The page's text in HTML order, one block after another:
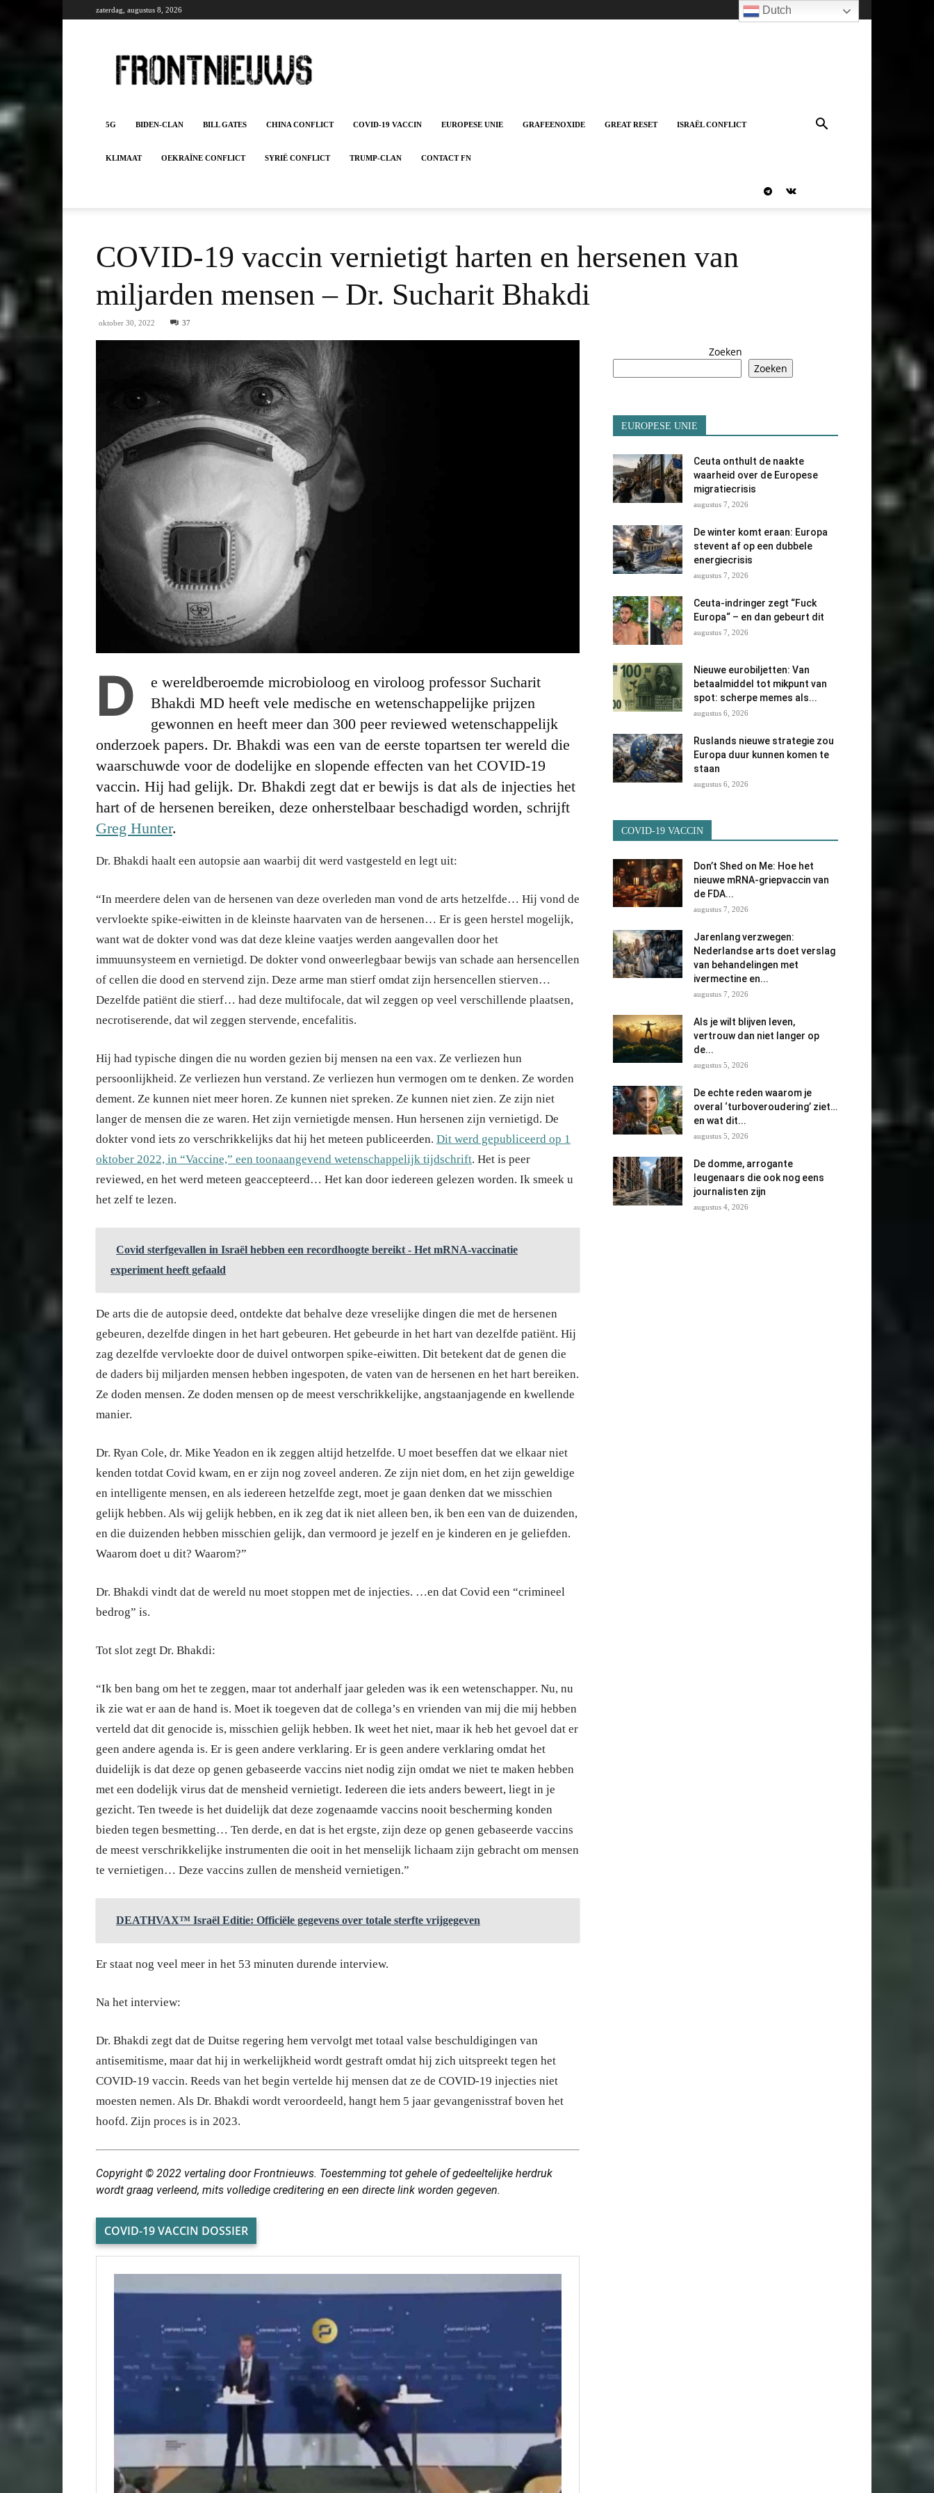
zaterdag, augustus 8, 2026
5G BIDEN-CLAN BILL GATES CHINA CONFLICT COVID-19 VACCIN EUROPESE UNIE GRAFEENOXIDE GREAT RESET ISRAËL CONFLICT
KLIMAAT OEKRAÏNE CONFLICT SYRIË CONFLICT TRUMP-CLAN CONTACT FN
COVID-19 vaccin vernietigt harten en hersenen van
miljarden mensen – Dr. Sucharit Bhakdi
oktober 30, 2022 37
D
e wereldberoemde microbioloog en viroloog professor Sucharit
Bhakdi MD heeft vele medische en wetenschappelijke prijzen
gewonnen en heeft meer dan 300 peer reviewed wetenschappelijk
onderzoek papers. Dr. Bhakdi was een van de eerste topartsen ter wereld die
waarschuwde voor de dodelijke en slopende effecten van het COVID-19
vaccin. Hij had gelijk. Dr. Bhakdi zegt dat er bewijs is dat als de injecties het
hart of de hersenen bereiken, deze onherstelbaar beschadigd worden, schrijft
Greg Hunter.
Dr. Bhakdi haalt een autopsie aan waarbij dit werd vastgesteld en legt uit:
“In meerdere delen van de hersenen van deze overleden man vond de arts hetzelfde… Hij vond de
vervloekte spike-eiwitten in de kleinste haarvaten van de hersenen… Er is geen herstel mogelijk,
want wat de dokter vond was dat deze kleine vaatjes werden aangevallen door het
immuunsysteem en vernietigd. De dokter vond onweerlegbaar bewijs van schade aan hersencellen
of cellen die dood en stervend zijn. Deze arme man stierf omdat zijn hersencellen stierven…
Dezelfde patiënt die stierf… had deze multifocale, dat wil zeggen op veel verschillende plaatsen,
necrotiserende, dat wil zeggen stervende, encefalitis.
Hij had typische dingen die nu worden gezien bij mensen na een vax. Ze verliezen hun
persoonlijkheid. Ze verliezen hun verstand. Ze verliezen hun vermogen om te denken. Ze worden
dement. Ze kunnen niet meer horen. Ze kunnen niet spreken. Ze kunnen niet zien. Ze zijn niet
langer de mensen die ze waren. Het zijn vernietigde mensen. Hun hersenen zijn vernietigd. De
dokter vond iets zo verschrikkelijks dat hij het meteen publiceerden. Dit werd gepubliceerd op 1
oktober 2022, in “Vaccine,” een toonaangevend wetenschappelijk tijdschrift. Het is peer
reviewed, en het werd meteen geaccepteerd… Het kan door iedereen gelezen worden. Ik smeek u
het zelf te lezen.
Covid sterfgevallen in Israël hebben een recordhoogte bereikt - Het mRNA-vaccinatie
experiment heeft gefaald
De arts die de autopsie deed, ontdekte dat behalve deze vreselijke dingen die met de hersenen
gebeuren, dezelfde dingen in het hart gebeuren. Het gebeurde in het hart van dezelfde patiënt. Hij
zag dezelfde vervloekte door de duivel ontworpen spike-eiwitten. Dit betekent dat de genen die
de daders bij miljarden mensen hebben ingespoten, de vaten van de hersenen en het hart bereiken.
Ze doden mensen. Ze doden mensen op de meest verschrikkelijke, angstaanjagende en kwellende
manier.
Dr. Ryan Cole, dr. Mike Yeadon en ik zeggen altijd hetzelfde. U moet beseffen dat we elkaar niet
kenden totdat Covid kwam, en er zijn nog zoveel anderen. Ze zijn niet dom, en het zijn geweldige
en intelligente mensen, en als iedereen hetzelfde zegt, moet je gaan denken dat we misschien
gelijk hebben. Als wij gelijk hebben, en ik zeg dat ik niet alleen ben, ik ben een van de duizenden,
en die duizenden hebben misschien gelijk, dan vermoord je jezelf en je kinderen en je geliefden.
Waarom doet u dit? Waarom?”
Dr. Bhakdi vindt dat de wereld nu moet stoppen met de injecties. …en dat Covid een “crimineel
bedrog” is.
Tot slot zegt Dr. Bhakdi:
“Ik ben bang om het te zeggen, maar tot anderhalf jaar geleden was ik een wetenschapper. Nu, nu
ik zie wat er aan de hand is. Moet ik toegeven dat de collega’s en vrienden van mij die mij hebben
verteld dat dit genocide is, misschien gelijk hebben. Ik weet het niet, maar ik heb het gevoel dat er
geen andere agenda is. Er is geen andere verklaring. Er is geen andere verklaring omdat het
duidelijk is dat deze op genen gebaseerde vaccins niet nodig zijn omdat we niet te maken hebben
met een dodelijk virus dat de mensheid vernietigt. Iedereen die iets anders beweert, liegt in je
gezicht. Ten tweede is het duidelijk dat deze zogenaamde vaccins nooit bescherming konden
bieden tegen besmetting… Ten derde, en dat is het ergste, zijn deze op genen gebaseerde vaccins
de meest verschrikkelijke instrumenten die ooit in het menselijk lichaam zijn gebracht om mensen
te vernietigen… Deze vaccins zullen de mensheid vernietigen.”
DEATHVAX™ Israël Editie: Officiële gegevens over totale sterfte vrijgegeven
Er staat nog veel meer in het 53 minuten durende interview.
Na het interview:
Dr. Bhakdi zegt dat de Duitse regering hem vervolgt met totaal valse beschuldigingen van
antisemitisme, maar dat hij in werkelijkheid wordt gestraft omdat hij zich uitspreekt tegen het
COVID-19 vaccin. Reeds van het begin vertelde hij mensen dat ze de COVID-19 injecties niet
moesten nemen. Als Dr. Bhakdi wordt veroordeeld, hangt hem 5 jaar gevangenisstraf boven het
hoofd. Zijn proces is in 2023.
Copyright © 2022 vertaling door Frontnieuws. Toestemming tot gehele of gedeeltelijke herdruk
wordt graag verleend, mits volledige creditering en een directe link worden gegeven.
COVID-19 VACCIN DOSSIER
Zoeken
Zoeken
EUROPESE UNIE
Ceuta onthult de naakte
waarheid over de Europese
migratiecrisis
augustus 7, 2026
De winter komt eraan: Europa
stevent af op een dubbele
energiecrisis
augustus 7, 2026
Ceuta-indringer zegt “Fuck
Europa“ – en dan gebeurt dit
augustus 7, 2026
Nieuwe eurobiljetten: Van
betaalmiddel tot mikpunt van
spot: scherpe memes als...
augustus 6, 2026
Ruslands nieuwe strategie zou
Europa duur kunnen komen te
staan
augustus 6, 2026
COVID-19 VACCIN
Don’t Shed on Me: Hoe het
nieuwe mRNA-griepvaccin van
de FDA...
augustus 7, 2026
Jarenlang verzwegen:
Nederlandse arts doet verslag
van behandelingen met
ivermectine en...
augustus 7, 2026
Als je wilt blijven leven,
vertrouw dan niet langer op
de...
augustus 5, 2026
De echte reden waarom je
overal ‘turboveroudering’ ziet…
en wat dit...
augustus 5, 2026
De domme, arrogante
leugenaars die ook nog eens
journalisten zijn
augustus 4, 2026
Dutch